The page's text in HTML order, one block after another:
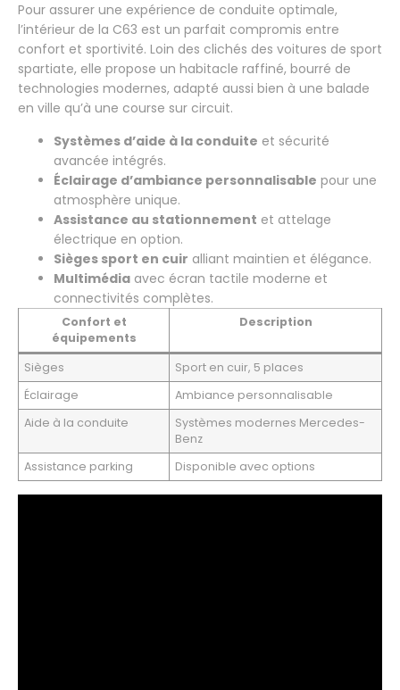
Pour assurer une expérience de conduite optimale,
l’intérieur de la C63 est un parfait compromis entre
confort et sportivité. Loin des clichés des voitures de sport
spartiate, elle propose un habitacle raffiné, bourré de
technologies modernes, adapté aussi bien à une balade
en ville qu’à une course sur circuit.
Systèmes d’aide à la conduite et sécurité
avancée intégrés.
Éclairage d’ambiance personnalisable pour une
atmosphère unique.
Assistance au stationnement et attelage
électrique en option.
Sièges sport en cuir alliant maintien et élégance.
Multimédia avec écran tactile moderne et
connectivités complètes.
Confort et
équipements
Description
Sièges
Sport en cuir, 5 places
Éclairage
Ambiance personnalisable
Aide à la conduite
Systèmes modernes Mercedes-
Benz
Assistance parking
Disponible avec options